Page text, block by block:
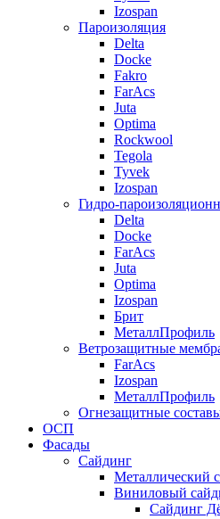
Izospan
Пароизоляция
Delta
Docke
Fakro
FarAcs
Juta
Optima
Rockwool
Tegola
Tyvek
Izospan
Гидро-
Delta
Docke
FarAcs
Juta
Optima
Izospan
Брит
МеталлПрофиль
Ветрозащитные
FarAcs
Izospan
МеталлПрофиль
Огнезащитные
ОСП
Фасады
Сайдинг
Металлический
Виниловый
Сайдинг